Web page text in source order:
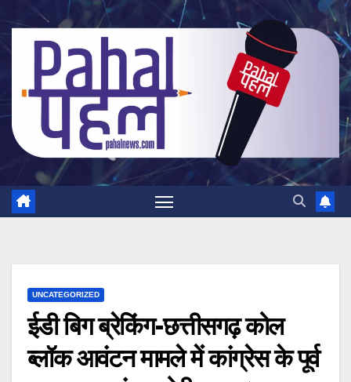
to
UNCATEGORIZED
ईडी बिग ब्रेकिंग-छत्तीसगढ़ कोल
ब्लॉक आवंटन मामले में कांग्रेस के पूर्व